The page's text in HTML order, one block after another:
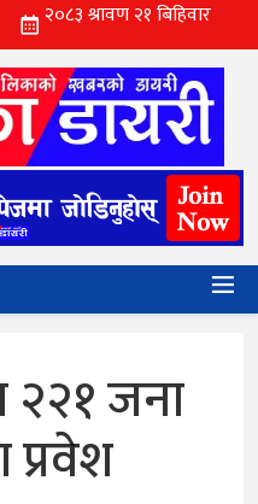
२२१ जना
प्रवेश